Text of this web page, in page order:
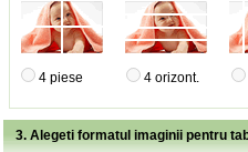
4 piese 4 orizont.
3. Alegeti formatul imaginii pentru